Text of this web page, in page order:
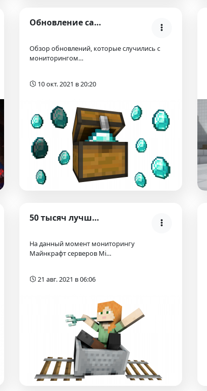
Обновление сайта — события и архивы
Обзор обновлений, которые случились с
мониторингом…
10 окт. 2021 в 20:20
50 тысяч лучших Майнкрафт серверов!
На данный момент мониторингу
Майнкрафт серверов Mi…
21 авг. 2021 в 06:06